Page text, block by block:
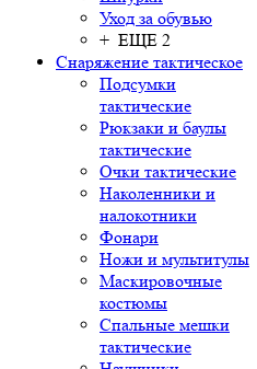
Уход за обувью
+ ЕЩЕ 2
Снаряжение тактическое
Подсумки
тактические
Рюкзаки и баулы
тактические
Очки тактические
Наколенники и
налокотники
Фонари
Ножи и мультитулы
Маскировочные
костюмы
Спальные мешки
тактические